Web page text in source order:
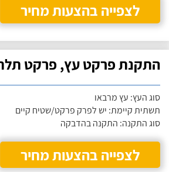
לצפייה בהצעות מחיר
התקנת פרקט עץ, פרקט
סוג העץ: עץ מרבאו
תשתית קיימת: יש לפרק פרקט/שטיח קיים
סוג התקנה: התקנה בהדבקה
לצפייה בהצעות מחיר